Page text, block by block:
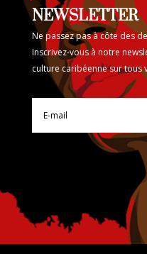
NEWSLETTER
Ne passez pas à côte des
Inscrivez-vous à notre
culture caribéenne sur tous